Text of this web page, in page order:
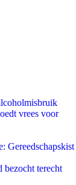
vrees voor
Gereedschapskist
bezocht terecht